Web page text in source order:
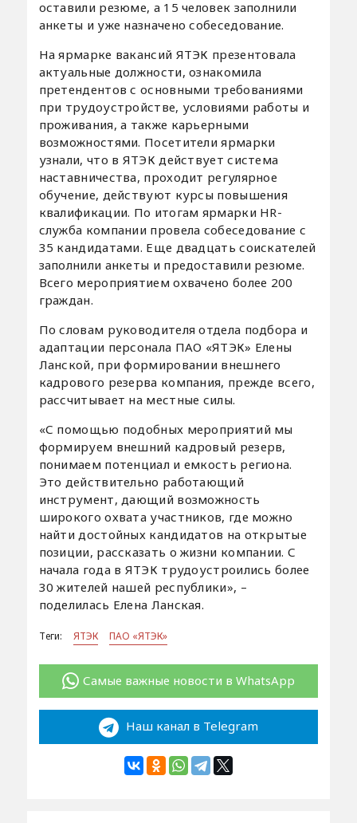
оставили резюме, а 15 человек заполнили
анкеты и уже назначено собеседование.
На ярмарке вакансий ЯТЭК презентовала
актуальные должности, ознакомила
претендентов с основными требованиями
при трудоустройстве, условиями работы и
проживания, а также карьерными
возможностями. Посетители ярмарки
узнали, что в ЯТЭК действует система
наставничества, проходит регулярное
обучение, действуют курсы повышения
квалификации. По итогам ярмарки HR-
служба компании провела собеседование с
35 кандидатами. Еще двадцать соискателей
заполнили анкеты и предоставили резюме.
Всего мероприятием охвачено более 200
граждан.
По словам руководителя отдела подбора и
адаптации персонала ПАО «ЯТЭК» Елены
Ланской, при формировании внешнего
кадрового резерва компания, прежде всего,
рассчитывает на местные силы.
«С помощью подобных мероприятий мы
формируем внешний кадровый резерв,
понимаем потенциал и емкость региона.
Это действительно работающий
инструмент, дающий возможность
широкого охвата участников, где можно
найти достойных кандидатов на открытые
позиции, рассказать о жизни компании. С
начала года в ЯТЭК трудоустроились более
30 жителей нашей республики», –
поделилась Елена Ланская.
Теги: ЯТЭК ПАО «ЯТЭК»
Самые важные новости в WhatsApp
Наш канал в Telegram